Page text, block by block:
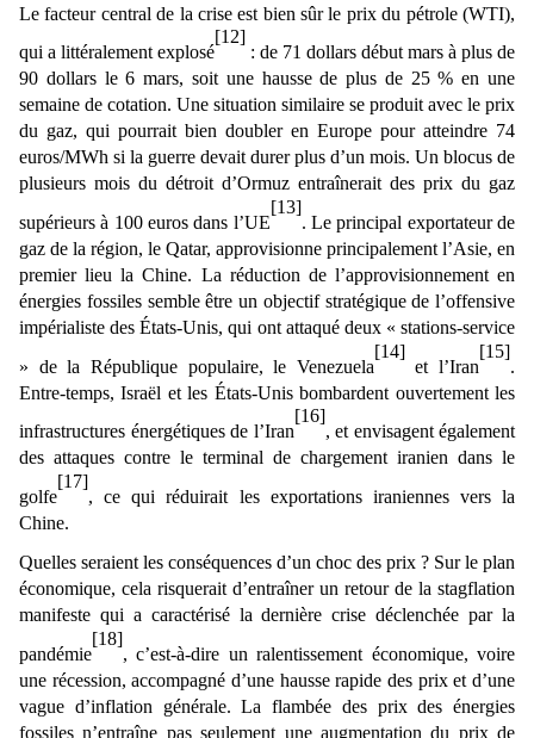
Le facteur central de la crise est bien sûr le prix du pétrole (WTI),
qui a littéralement explosé
[12]
: de 71 dollars début mars à plus de
90 dollars le 6 mars, soit une hausse de plus de 25 % en une
semaine de cotation. Une situation similaire se produit avec le prix
du gaz, qui pourrait bien doubler en Europe pour atteindre 74
euros/MWh si la guerre devait durer plus d’un mois. Un blocus de
plusieurs mois du détroit d’Ormuz entraînerait des prix du gaz
supérieurs à 100 euros dans l’UE
[13]
. Le principal exportateur de
gaz de la région, le Qatar, approvisionne principalement l’Asie, en
premier lieu la Chine. La réduction de l’approvisionnement en
énergies fossiles semble être un objectif stratégique de l’offensive
impérialiste des États-Unis, qui ont attaqué deux « stations-service
» de la République populaire, le Venezuela
[14]
et l’Iran
[15]
.
Entre-temps, Israël et les États-Unis bombardent ouvertement les
infrastructures énergétiques de l’Iran
[16]
, et envisagent également
des attaques contre le terminal de chargement iranien dans le
golfe
[17]
, ce qui réduirait les exportations iraniennes vers la
Chine.
Quelles seraient les conséquences d’un choc des prix ? Sur le plan
économique, cela risquerait d’entraîner un retour de la stagflation
manifeste qui a caractérisé la dernière crise déclenchée par la
pandémie
[18]
, c’est-à-dire un ralentissement économique, voire
une récession, accompagné d’une hausse rapide des prix et d’une
vague d’inflation générale. La flambée des prix des énergies
fossiles n’entraîne pas seulement une augmentation du prix de